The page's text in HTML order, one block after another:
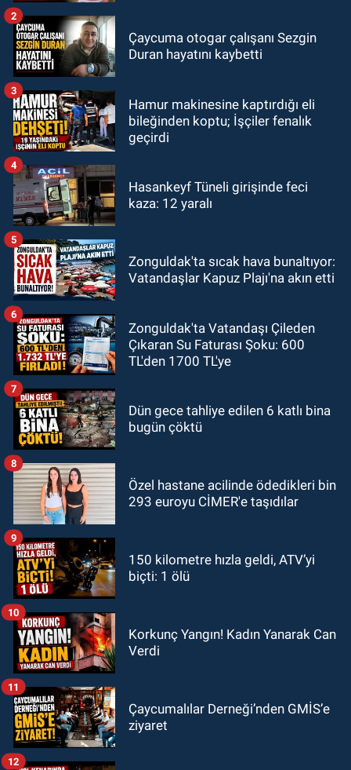
Çaycuma otogar çalışanı Sezgin
Duran hayatını kaybetti
2
Hamur makinesine kaptırdığı eli
bileğinden koptu; İşçiler fenalık
geçirdi
3
Hasankeyf Tüneli girişinde feci
kaza: 12 yaralı
4
Zonguldak'ta sıcak hava bunaltıyor:
Vatandaşlar Kapuz Plajı'na akın etti
5
Zonguldak'ta Vatandaşı Çileden
Çıkaran Su Faturası Şoku: 600
TL'den 1700 TL'ye
6
Dün gece tahliye edilen 6 katlı bina
bugün çöktü
7
Özel hastane acilinde ödedikleri bin
293 euroyu CİMER'e taşıdılar
8
150 kilometre hızla geldi, ATV’yi
biçti: 1 ölü
9
Korkunç Yangın! Kadın Yanarak Can
Verdi
10
Çaycumalılar Derneği’nden GMİS’e
ziyaret
11
12